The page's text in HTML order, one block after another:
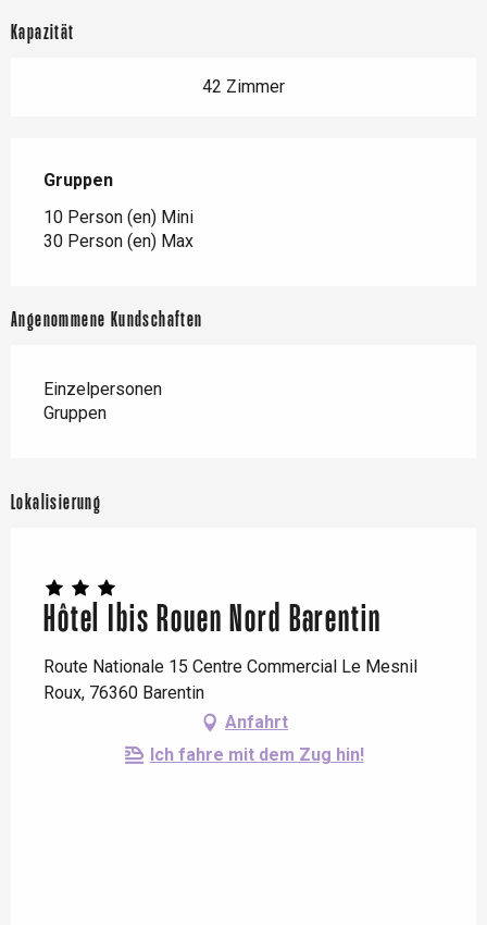
Kapazität
42 Zimmer
Gruppen
Gruppen
10 Person (en) Mini
30 Person (en) Max
Angenommene Kundschaften
Einzelpersonen
Gruppen
Lokalisierung
Hôtel Ibis Rouen Nord Barentin
Route Nationale 15 Centre Commercial Le Mesnil
Roux, 76360 Barentin
Anfahrt
Ich fahre mit dem Zug hin!